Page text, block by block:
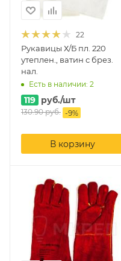
22
Рукавицы Х/Б пл. 220
утеплен., ватин с брез.
нал.
Есть в наличии: 2
119 руб./шт
130.90руб. -9%
В корзину